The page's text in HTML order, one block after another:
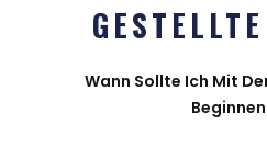
Wann Sollte Ich Mit